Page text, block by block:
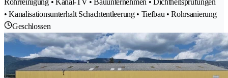
Rohrreinigung • Kanal-TV • Bauunternehmen • Dichtheitsprüfungen
• Kanalisationsunterhalt Schachtentleerung • Tiefbau • Rohrsanierung
Geschlossen